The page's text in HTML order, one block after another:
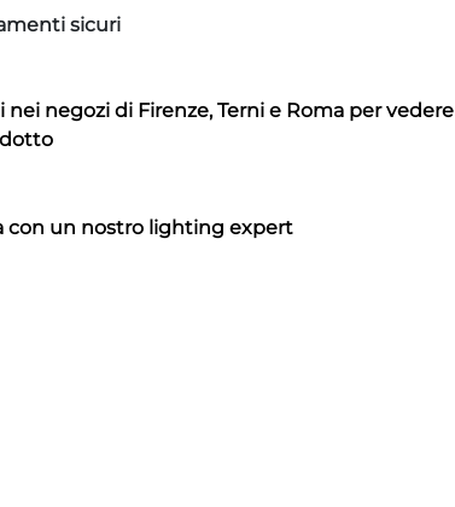
sicuri
nei negozi di Firenze, Terni e Roma per vedere
con un nostro lighting expert